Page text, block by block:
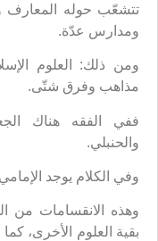
تتشعّب حوله المعارف
ومدارس عدّة.
ومن ذلك: العلوم
مذاهب وفرق شتّى.
ففي الفقه هناك
والحنبلي.
وفي الكلام يوجد
وهذه الانقسامات من
بقية العلوم الأخرى،